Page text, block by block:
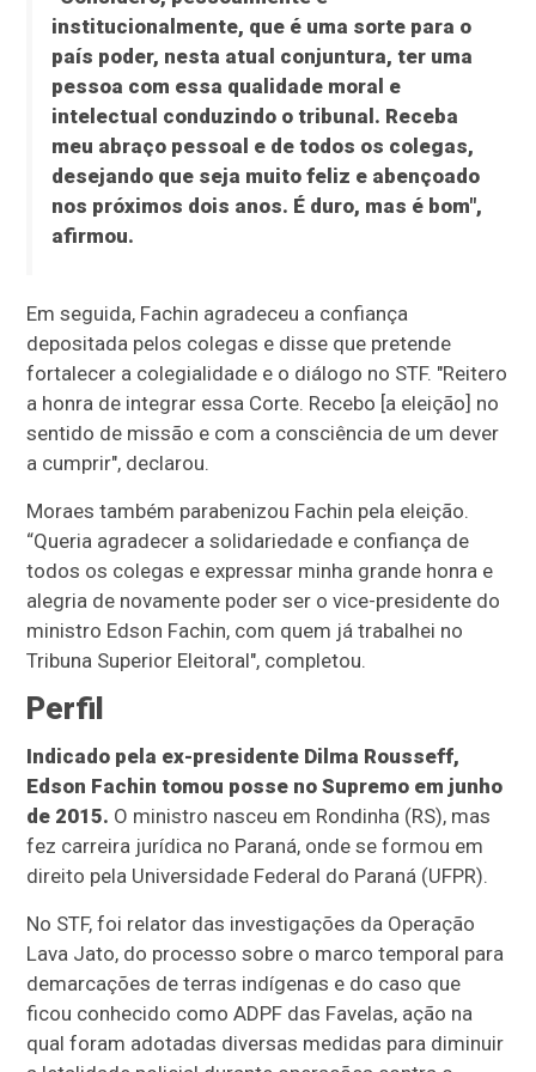
institucionalmente, que é uma sorte para o
país poder, nesta atual conjuntura, ter uma
pessoa com essa qualidade moral e
intelectual conduzindo o tribunal. Receba
meu abraço pessoal e de todos os colegas,
desejando que seja muito feliz e abençoado
nos próximos dois anos. É duro, mas é bom",
afirmou.
Em seguida, Fachin agradeceu a confiança
depositada pelos colegas e disse que pretende
fortalecer a colegialidade e o diálogo no STF. "Reitero
a honra de integrar essa Corte. Recebo [a eleição] no
sentido de missão e com a consciência de um dever
a cumprir", declarou.
Moraes também parabenizou Fachin pela eleição.
“Queria agradecer a solidariedade e confiança de
todos os colegas e expressar minha grande honra e
alegria de novamente poder ser o vice-presidente do
ministro Edson Fachin, com quem já trabalhei no
Tribuna Superior Eleitoral", completou.
Perfil
Indicado pela ex-presidente Dilma Rousseff,
Edson Fachin tomou posse no Supremo em junho
de 2015. O ministro nasceu em Rondinha (RS), mas
fez carreira jurídica no Paraná, onde se formou em
direito pela Universidade Federal do Paraná (UFPR).
No STF, foi relator das investigações da Operação
Lava Jato, do processo sobre o marco temporal para
demarcações de terras indígenas e do caso que
ficou conhecido como ADPF das Favelas, ação na
qual foram adotadas diversas medidas para diminuir